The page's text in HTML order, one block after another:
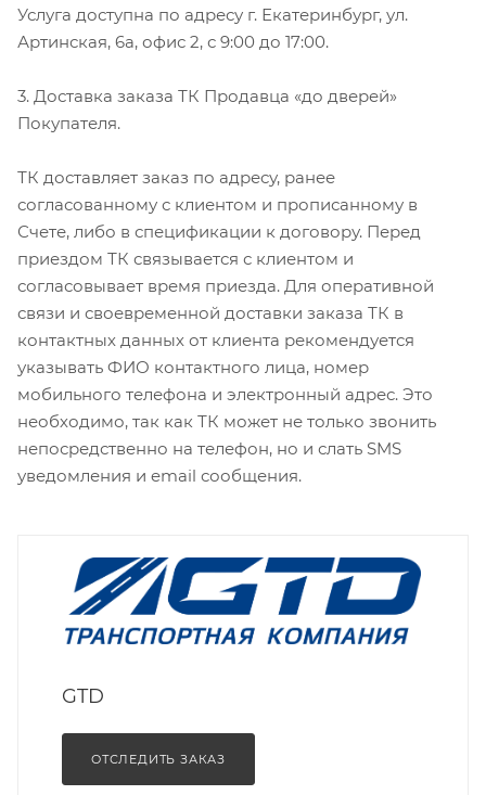
Услуга доступна по адресу г. Екатеринбург, ул.
Артинская, 6а, офис 2, с 9:00 до 17:00.
3. Доставка заказа ТК Продавца «до дверей»
Покупателя.
ТК доставляет заказ по адресу, ранее
согласованному с клиентом и прописанному в
Счете, либо в спецификации к договору. Перед
приездом ТК связывается с клиентом и
согласовывает время приезда. Для оперативной
связи и своевременной доставки заказа ТК в
контактных данных от клиента рекомендуется
указывать ФИО контактного лица, номер
мобильного телефона и электронный адрес. Это
необходимо, так как ТК может не только звонить
непосредственно на телефон, но и слать SMS
уведомления и email сообщения.
GTD
ОТСЛЕДИТЬ ЗАКАЗ